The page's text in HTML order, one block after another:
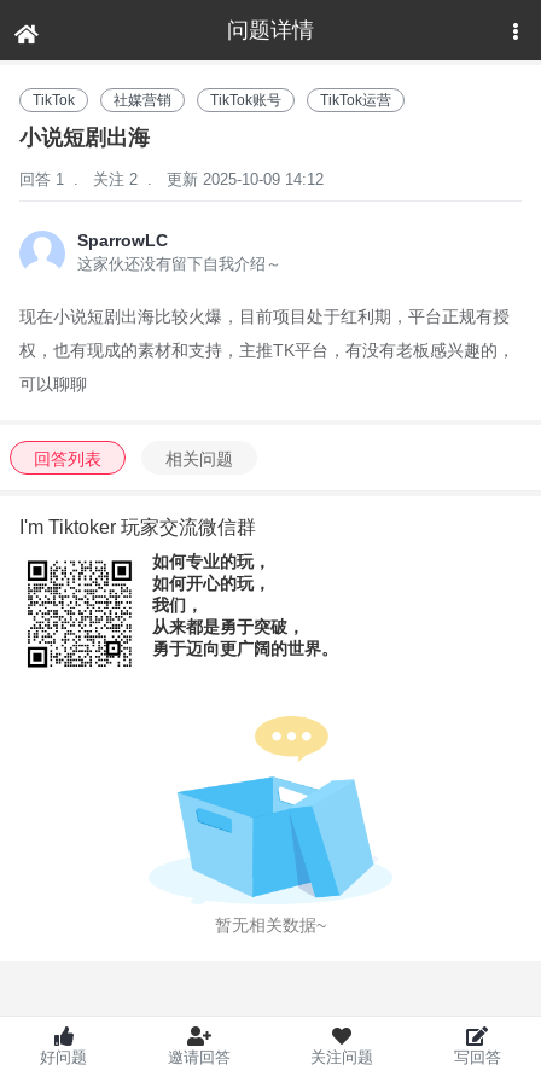
问题详情
下拉刷新
TikTok 社媒营销 TikTok账号 TikTok运营
小说短剧出海
回答 1 . 关注 2 . 更新 2025-10-09 14:12
SparrowLC
这家伙还没有留下自我介绍～
现在小说短剧出海比较火爆， 目前项目处于红利期，平台正规有授
权，也有现成的素材和支持，主推TK平台， 有没有老板感兴趣的，
可以聊聊
回答列表 相关问题
I'm Tiktoker 玩家交流微信群
如何专业的玩，
如何开心的玩，
我们，
从来都是勇于突破，
勇于迈向更广阔的世界。
暂无相关数据~
好问题 邀请回答 关注问题 写回答